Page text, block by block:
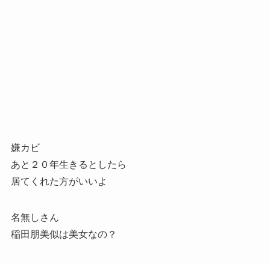
嫌カビ
あと２０年生きるとしたら
居てくれた方がいいよ
名無しさん
稲田朋美似は美女なの？